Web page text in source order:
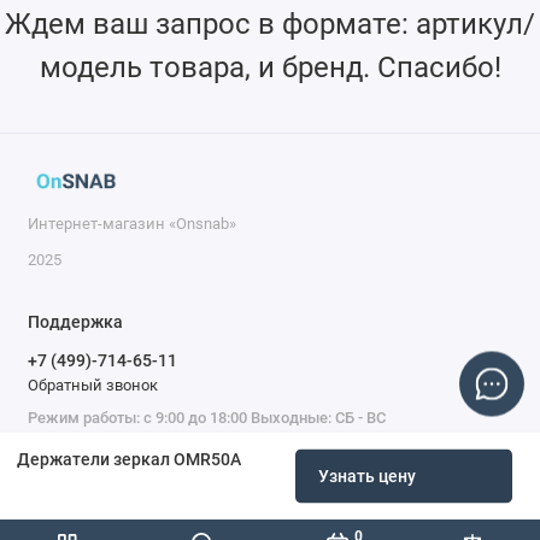
0
Держатели зеркал OMR50A
Узнать цену
отверстиями M3/M4
Может использоваться с нашим стандартным
Ждем ваш запрос в формате: артикул/
модель товара, и бренд. Спасибо!
Интернет-магазин «Onsnab»
2025
Поддержка
+7 (499)-714-65-11
Обратный звонок
Режим работы: с 9:00 до 18:00 Выходные: СБ - ВС